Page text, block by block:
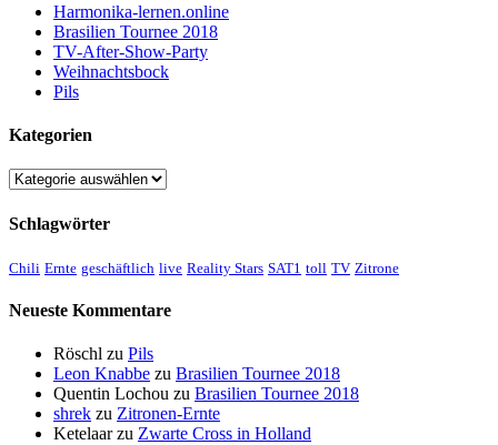
Harmonika-lernen.online
Brasilien Tournee 2018
TV-After-Show-Party
Weihnachtsbock
Pils
Kategorien
Kategorien
Schlagwörter
Chili Ernte geschäftlich live Reality Stars SAT1 toll TV Zitrone
Neueste Kommentare
Röschl zu Pils
Leon Knabbe zu Brasilien Tournee 2018
Quentin Lochou zu Brasilien Tournee 2018
shrek zu Zitronen-Ernte
Ketelaarzu Zwarte Cross in Holland